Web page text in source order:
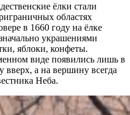
ёлки стали
областях
в 1660 году на ёлке
украшениями
яблоки, конфеты.
виде появились лишь в
вверх, а на вершину всегда
Неба.